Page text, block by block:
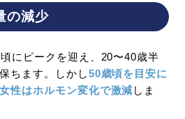
の減少
にピークを迎え、20〜40歳半
ちます。しかし50歳頃を目安に
性はホルモン変化で激減 しま